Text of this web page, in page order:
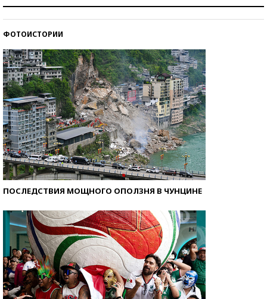
ФОТОИСТОРИИ
ПОСЛЕДСТВИЯ МОЩНОГО ОПОЛЗНЯ В ЧУНЦИНЕ